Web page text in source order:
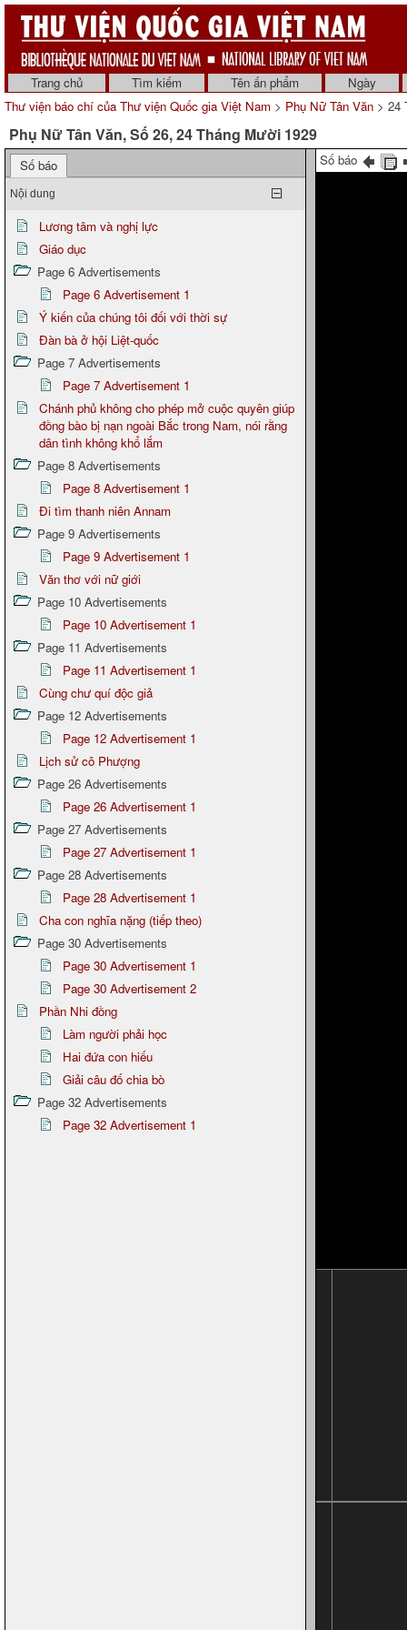
Trang chủ Tìm kiếm Tên ấn phẩm
Ngày
Thư viện báo chí của Thư viện Quốc gia Việt Nam > Phụ Nữ Tân Văn > 24
Phụ Nữ Tân Văn, Số 26, 24 Tháng Mười 1929
Số báo
Nội dung
Lương tâm và nghị lực
Giáo dục
Page 6 Advertisements
Page 6 Advertisement 1
Ý kiến của chúng tôi đối với thời sự
Đàn bà ở hội Liệt-quốc
Page 7 Advertisements
Page 7 Advertisement 1
Chánh phủ không cho phép mở cuộc quyên giúp
đồng bào bị nạn ngoài Bắc trong Nam, nói rằng
dân tình không khổ lắm
Page 8 Advertisements
Page 8 Advertisement 1
Đi tìm thanh niên Annam
Page 9 Advertisements
Page 9 Advertisement 1
Văn thơ với nữ giới
Page 10 Advertisements
Page 10 Advertisement 1
Page 11 Advertisements
Page 11 Advertisement 1
Cùng chư quí độc giả
Page 12 Advertisements
Page 12 Advertisement 1
Lịch sử cô Phượng
Page 26 Advertisements
Page 26 Advertisement 1
Page 27 Advertisements
Page 27 Advertisement 1
Page 28 Advertisements
Page 28 Advertisement 1
Cha con nghĩa nặng (tiếp theo)
Page 30 Advertisements
Page 30 Advertisement 1
Page 30 Advertisement 2
Phần Nhi đồng
Làm người phải học
Hai đứa con hiếu
Giải câu đố chia bò
Page 32 Advertisements
Page 32 Advertisement 1
Số báo